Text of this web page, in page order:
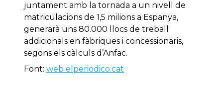
juntament amb la tornada a un nivell de
matriculacions de 1,5 milions a Espanya,
generarà uns 80.000 llocs de treball
addicionals en fàbriques i concessionaris,
segons els càlculs d’Anfac.
Font: web elperiodico.cat